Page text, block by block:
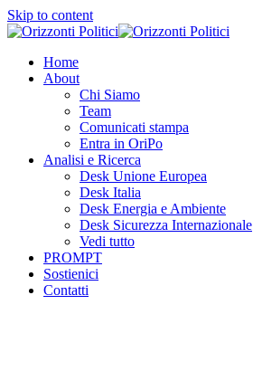
Skip to content
Home
About
Chi Siamo
Team
Comunicati stampa
Entra in OriPo
Analisi e Ricerca
Desk Unione Europea
Desk Italia
Desk Energia e Ambiente
Desk Sicurezza Internazionale
Vedi tutto
PROMPT
Sostienici
Contatti